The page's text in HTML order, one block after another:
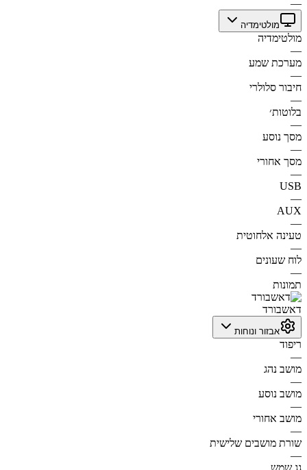
—
מולטימדיה
מולטימדיה
—
מערכת שמע
—
חיבור סלולרי
—
בלוטות׳
—
מסך נוסע
—
מסך אחורי
—
USB
—
AUX
—
טעינה אלחוטית
—
לוח שעונים
—
תמונות
דאשבורד
אבזור ונוחות
ריפוד
—
מושב נהג
—
מושב נוסע
—
מושב אחורי
—
שורת מושבים שלישית
—
גג שמש